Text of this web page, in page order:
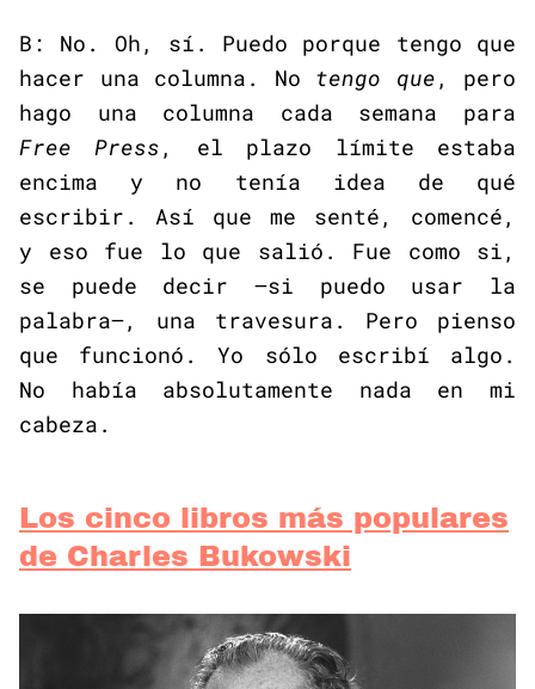
B: No. Oh, sí. Puedo porque tengo que
hacer una columna. No tengo que, pero
hago una columna cada semana para
Free Press, el plazo límite estaba
encima y no tenía idea de qué
escribir. Así que me senté, comencé,
y eso fue lo que salió. Fue como si,
se puede decir —si puedo usar la
palabra—, una travesura. Pero pienso
que funcionó. Yo sólo escribí algo.
No había absolutamente nada en mi
cabeza.
Los cinco libros más populares
de Charles Bukowski